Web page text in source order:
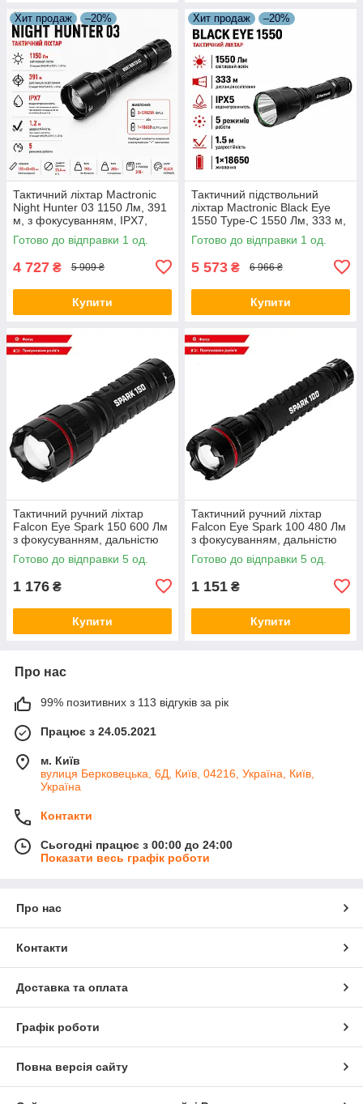
Хит продаж –20%
Тактичний ліхтар Mactronic
Night Hunter 03 1150 Лм, 391
м, з фокусуванням, IPX7,
підствольний, чорний
Готово до відправки 1 од.
4 727 ₴ 5 909 ₴
Купити
Хит продаж –20%
Тактичний підствольний
ліхтар Mactronic Black Eye
1550 Type-C 1550 Лм, 333 м,
акумулятор 18650, IPX5,
чорний
Готово до відправки 1 од.
5 573 ₴ 6 966 ₴
Купити
Тактичний ручний ліхтар
Falcon Eye Spark 150 600 Лм
з фокусуванням, дальністю
300 м і живленням 3×AAA,
чорний
Готово до відправки 5 од.
1 176 ₴
Купити
Тактичний ручний ліхтар
Falcon Eye Spark 100 480 Лм
з фокусуванням, дальністю
125 м і живленням 2×AA,
чорний
Готово до відправки 5 од.
1 151 ₴
Купити
Про нас
99% позитивних з 113 відгуків за рік
Працює з 24.05.2021
м. Київ
вулиця Берковецька, 6Д, Київ, 04216, Україна, Київ,
Україна
Контакти
Сьогодні працює з 00:00 до 24:00
Показати весь графік роботи
Про нас
Контакти
Доставка та оплата
Графік роботи
Повна версія сайту